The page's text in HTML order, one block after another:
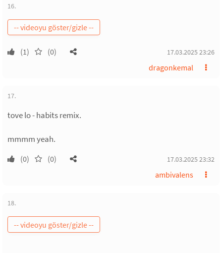
16.
(1) (0) 17.03.2025 23:26
dragonkemal
17.
tove lo - habits remix.
mmmm yeah.
(0) (0) 17.03.2025 23:32
ambivalens
18.